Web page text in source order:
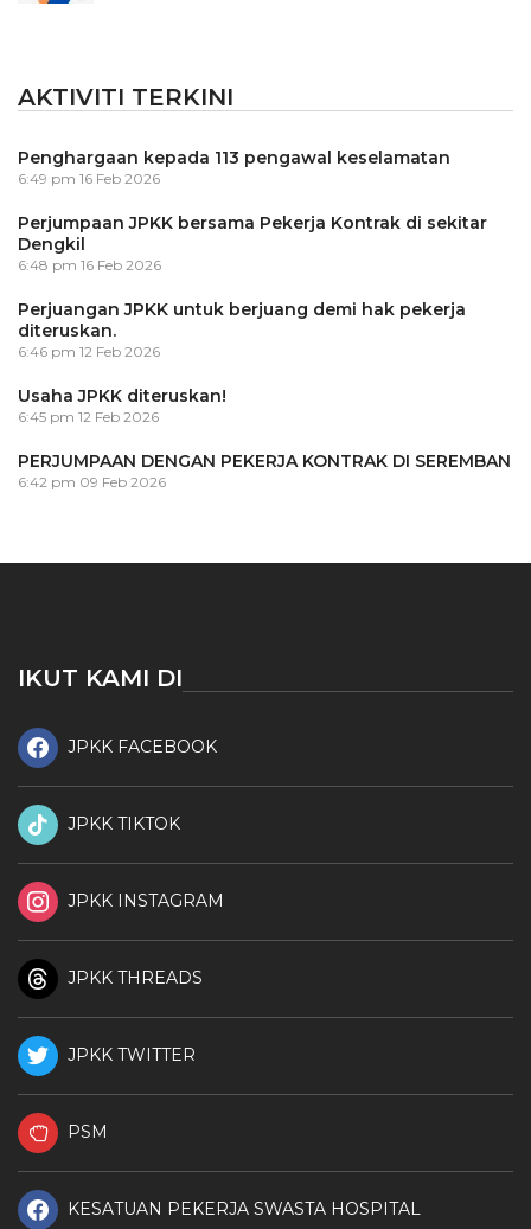
AKTIVITI TERKINI
Penghargaan kepada 113 pengawal keselamatan
6:49 pm 16 Feb 2026
Perjumpaan JPKK bersama Pekerja Kontrak di sekitar
Dengkil
6:48 pm 16 Feb 2026
Perjuangan JPKK untuk berjuang demi hak pekerja
diteruskan.
6:46 pm 12 Feb 2026
Usaha JPKK diteruskan!
6:45 pm 12 Feb 2026
PERJUMPAAN DENGAN PEKERJA KONTRAK DI SEREMBAN
6:42 pm 09 Feb 2026
IKUT KAMI DI
JPKK FACEBOOK
JPKK TIKTOK
JPKK INSTAGRAM
JPKK THREADS
JPKK TWITTER
PSM
KESATUAN PEKERJA SWASTA HOSPITAL